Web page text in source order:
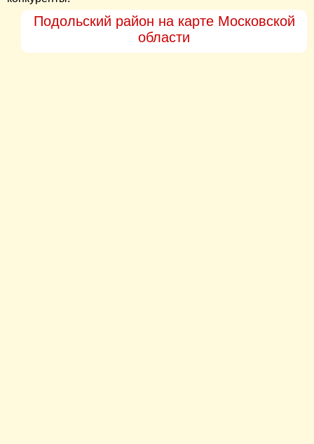
Подольский район на карте Московской
области